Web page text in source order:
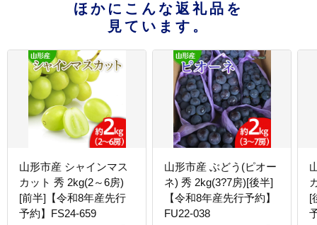
ほかにこんな返礼品を
見ています。
山形市産 シャインマス
カット 秀 2kg(2～6房)
[前半]【令和8年産先行
予約】FS24-659
山形市産 ぶどう(ピオー
ネ) 秀 2kg(3?7房)[後半]
【令和8年産先行予約】
FU22-038
[